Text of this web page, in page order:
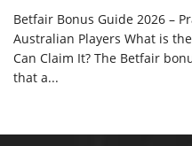
Betfair Bonus Guide 2026 –
Australian Players What is
Can Claim It? The Betfair
that a...